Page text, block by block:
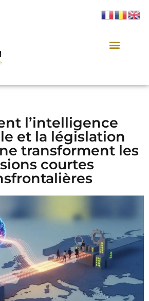
l’intelligence
et la législation
transforment les
courtes